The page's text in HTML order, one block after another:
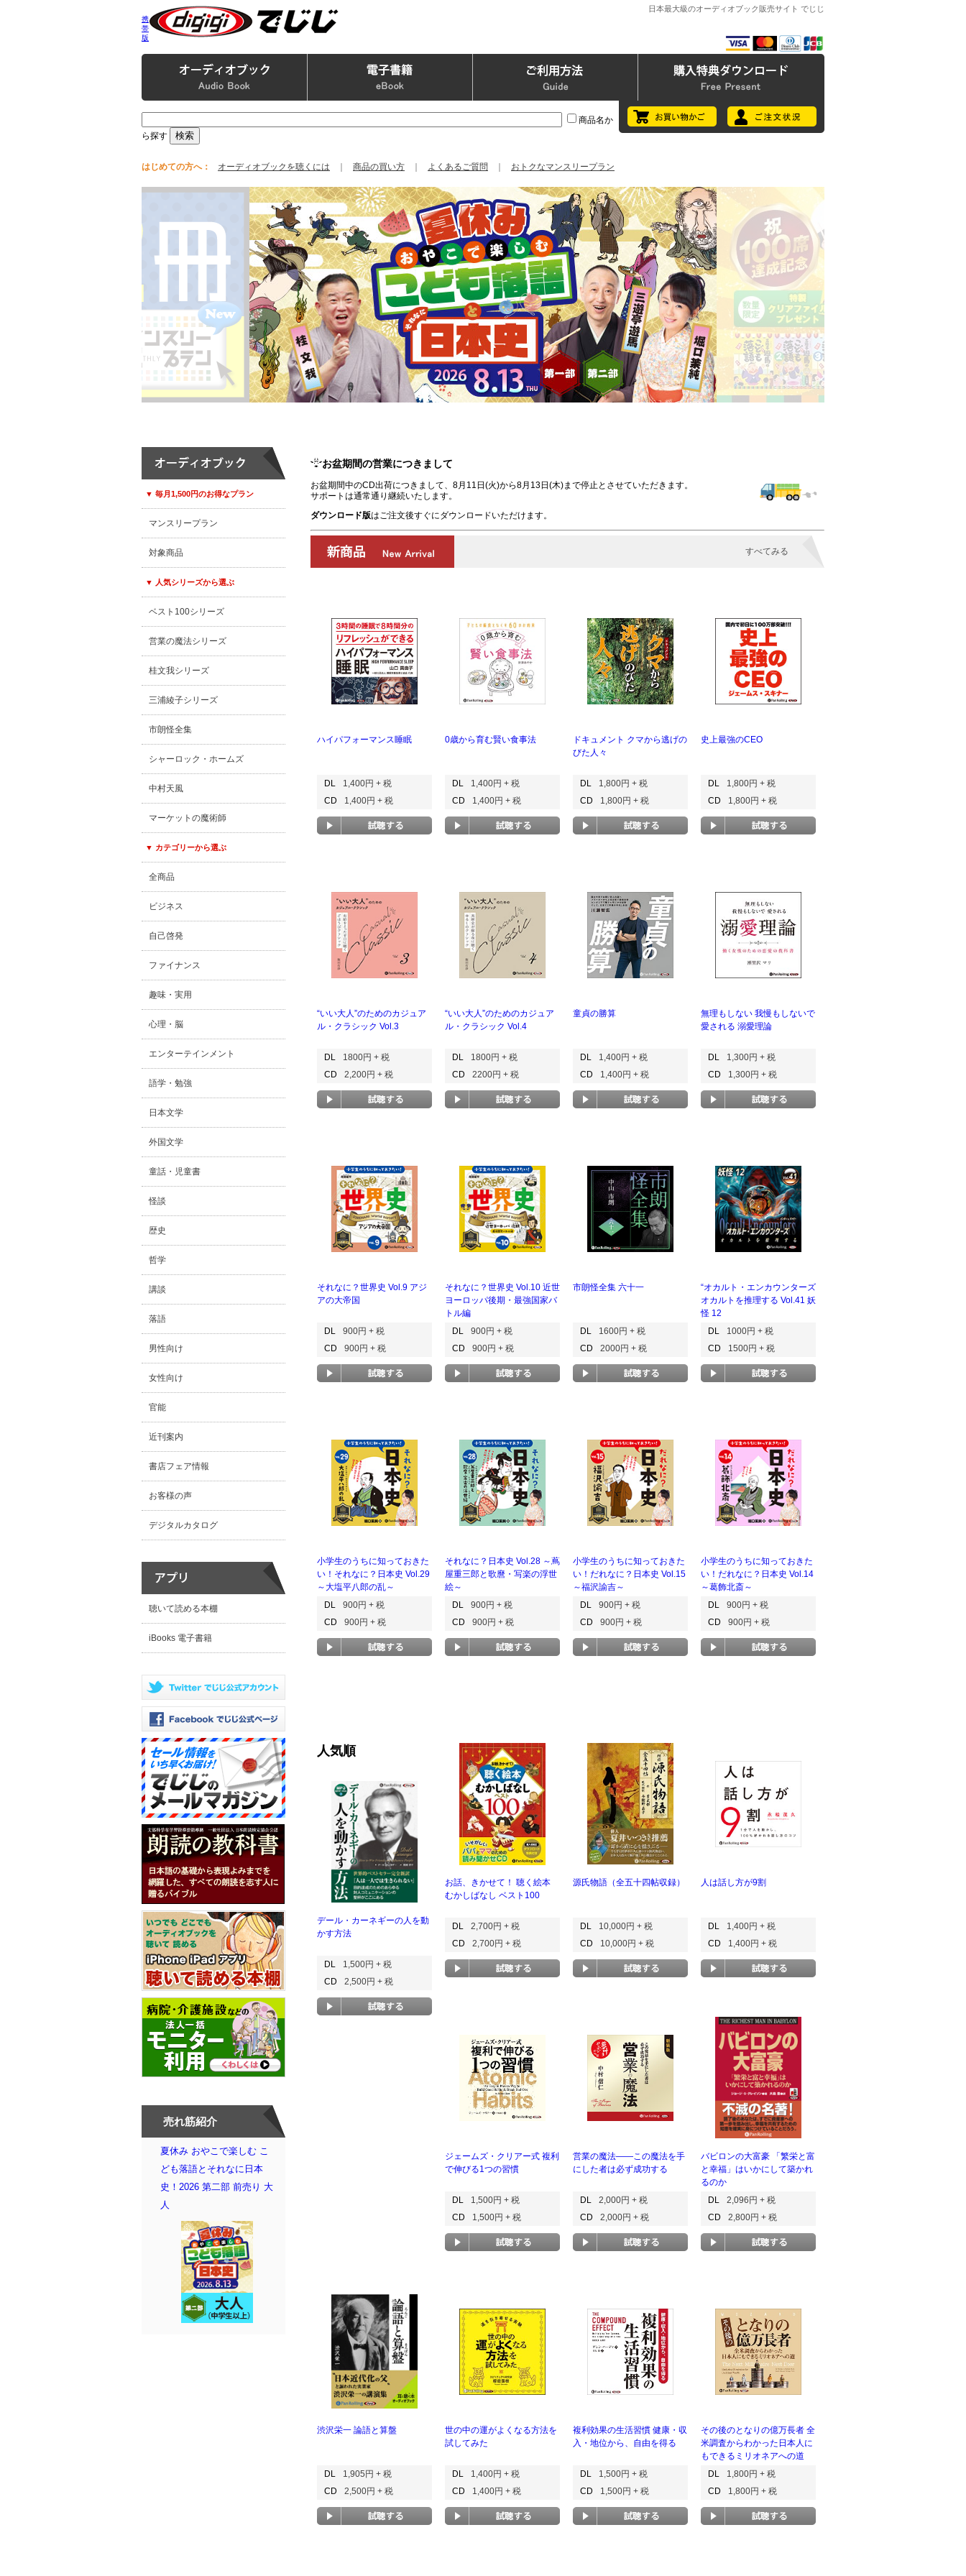
携
帯
版
日本最大級のオーディオブック販売サイト でじじ
商品名か
ら探す
はじめての方へ： オーディオブックを聴くには 商品の買い方 よくあるご質問 おトクなマンスリープラン
▼ 毎月1,500円のお得なプラン
マンスリープラン
対象商品
▼ 人気シリーズから選ぶ
ベスト100シリーズ
営業の魔法シリーズ
桂文我シリーズ
三浦綾子シリーズ
市朗怪全集
シャーロック・ホームズ
中村天風
マーケットの魔術師
▼ カテゴリーから選ぶ
全商品
ビジネス
自己啓発
ファイナンス
趣味・実用
心理・脳
エンターテインメント
語学・勉強
日本文学
外国文学
童話・児童書
怪談
歴史
哲学
講談
落語
男性向け
女性向け
官能
近刊案内
書店フェア情報
お客様の声
デジタルカタログ
聴いて読める本棚
iBooks 電子書籍
売れ筋紹介
夏休み おやこで楽しむ こ
ども落語とそれなに日本
史！2026 第二部 前売り 大
人
お盆期間の営業につきまして
お盆期間中のCD出荷につきまして、8月11日(火)から8月13日(木)まで停止とさせていただきます。
サポートは通常通り継続いたします。
ダウンロード版はご注文後すぐにダウンロードいただけます。
すべてみる
00:00/00:00
ハイパフォーマンス睡眠
DL
1,400円 + 税
CD
1,400円 + 税
0歳から育む賢い食事法
DL
1,400円 + 税
CD
1,400円 + 税
ドキュメント クマから逃げの
びた人々
DL
1,800円 + 税
CD
1,800円 + 税
史上最強のCEO
DL
1,800円 + 税
CD
1,800円 + 税
“いい大人”のためのカジュア
ル・クラシック Vol.3
DL
1800円 + 税
CD
2,200円 + 税
“いい大人”のためのカジュア
ル・クラシック Vol.4
DL
1800円 + 税
CD
2200円 + 税
童貞の勝算
DL
1,400円 + 税
CD
1,400円 + 税
無理もしない 我慢もしないで
愛される 溺愛理論
DL
1,300円 + 税
CD
1,300円 + 税
それなに？世界史 Vol.9 アジ
アの大帝国
DL
900円 + 税
CD
900円 + 税
それなに？世界史 Vol.10 近世
ヨーロッパ後期・最強国家バ
トル編
DL
900円 + 税
CD
900円 + 税
市朗怪全集 六十一
DL
1600円 + 税
CD
2000円 + 税
“オカルト・エンカウンターズ
オカルトを推理する Vol.41 妖
怪 12
DL
1000円 + 税
CD
1500円 + 税
小学生のうちに知っておきた
い！それなに？日本史 Vol.29
～大塩平八郎の乱～
DL
900円 + 税
CD
900円 + 税
それなに？日本史 Vol.28 ～蔦
屋重三郎と歌麿・写楽の浮世
絵～
DL
900円 + 税
CD
900円 + 税
小学生のうちに知っておきた
い！だれなに？日本史 Vol.15
～福沢諭吉～
DL
900円 + 税
CD
900円 + 税
小学生のうちに知っておきた
い！だれなに？日本史 Vol.14
～葛飾北斎～
DL
900円 + 税
CD
900円 + 税
人気順
デール・カーネギーの人を動
かす方法
DL
1,500円 + 税
CD
2,500円 + 税
お話、きかせて！ 聴く絵本
むかしばなし ベスト100
DL
2,700円 + 税
CD
2,700円 + 税
源氏物語（全五十四帖収録）
DL
10,000円 + 税
CD
10,000円 + 税
人は話し方が9割
DL
1,400円 + 税
CD
1,400円 + 税
ジェームズ・クリアー式 複利
で伸びる1つの習慣
DL
1,500円 + 税
CD
1,500円 + 税
営業の魔法――この魔法を手
にした者は必ず成功する
DL
2,000円 + 税
CD
2,000円 + 税
バビロンの大富豪 「繁栄と富
と幸福」はいかにして築かれ
るのか
DL
2,096円 + 税
CD
2,800円 + 税
渋沢栄一 論語と算盤
DL
1,905円 + 税
CD
2,500円 + 税
世の中の運がよくなる方法を
試してみた
DL
1,400円 + 税
CD
1,400円 + 税
複利効果の生活習慣 健康・収
入・地位から、自由を得る
DL
1,500円 + 税
CD
1,500円 + 税
その後のとなりの億万長者 全
米調査からわかった日本人に
もできるミリオネアへの道
DL
1,800円 + 税
CD
1,800円 + 税